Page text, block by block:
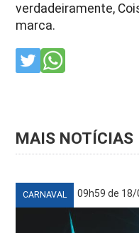
verdadeiramente,
marca.
MAIS NOTÍCIAS
CARNAVAL 09h59 de